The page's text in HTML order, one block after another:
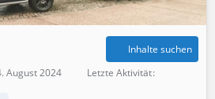
Inhalte suchen
August 2024
Letzte Aktivität